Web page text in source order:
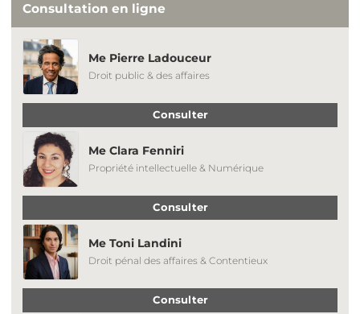
Consultation en ligne
Me Pierre Ladouceur
Droit public & des affaires
Consulter
Me Clara Fenniri
Propriété intellectuelle & Numérique
Consulter
Me Toni Landini
Droit pénal des affaires & Contentieux
Consulter